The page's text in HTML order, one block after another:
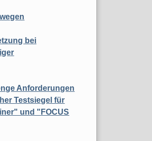
bei
Anforderungen
Testsiegel für
und "FOCUS